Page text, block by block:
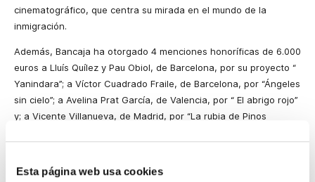
Esta página web usa cookies
cinematográfico, que centra su mirada en el mundo de la
inmigración.
Además, Bancaja ha otorgado 4 menciones honoríficas de 6.000
euros a Lluís Quílez y Pau Obiol, de Barcelona, por su proyecto “
Yanindara”; a Víctor Cuadrado Fraile, de Barcelona, por “Ángeles
sin cielo”; a Avelina Prat García, de Valencia, por “ El abrigo rojo”
y; a Vicente Villanueva, de Madrid, por “La rubia de Pinos
edición del premio, un 70,6% más que en la edición anterior. Los